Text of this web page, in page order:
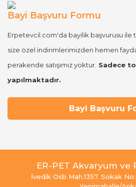
Bayi Başvuru Formu
Erpetevcil.com'da bayilik başvurusu ile
size özel indirimlerimizden hemen
perakende satışımız yoktur. Sadece
yapılmaktadır.
Bayi Başvuru
ER-PET Akvaryum ve
İvedik Osb Mah.1357. Sokak